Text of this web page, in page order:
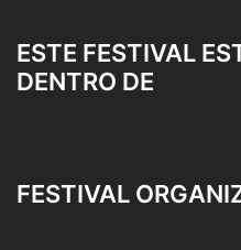
ESTE FESTIVAL
DENTRO DE
FESTIVAL